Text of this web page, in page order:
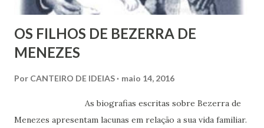
OS FILHOS DE BEZERRA DE
MENEZES
Por CANTEIRO DE IDEIAS maio 14, 2016
As biografias escritas sobre Bezerra de
Menezes apresentam lacunas em relação a sua vida familiar.